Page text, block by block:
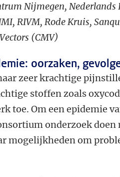
Nijmegen, Nederlands
RIVM, Rode Kruis,
(CMV)
oorzaken,
zeer krachtige
stoffen zoals
toe. Om een epidemie
onderzoek doen
mogelijkheden om